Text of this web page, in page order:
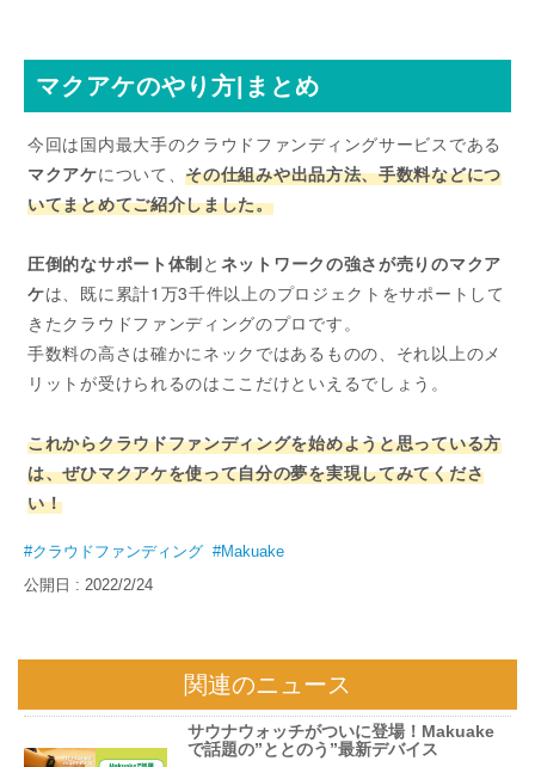
マクアケのやり方|まとめ
今回は国内最大手のクラウドファンディングサービスである
マクアケについて、その仕組みや出品方法、手数料などにつ
いてまとめてご紹介しました。
圧倒的なサポート体制と ネットワークの強さが売りのマクア
ケは、既に累計1万3千件以上のプロジェクトをサポートして
きたクラウドファンディングのプロです。
手数料の高さは確かにネックではあるものの、それ以上のメ
リットが受けられるのはここだけといえるでしょう。
これからクラウドファンディングを始めようと思っている方
は、ぜひマクアケを使って自分の夢を実現してみてくださ
い！
#クラウドファンディング #Makuake
公開日 : 2022/2/24
関連のニュース
サウナウォッチがついに登場！Makuake
で話題の”ととのう”最新デバイス